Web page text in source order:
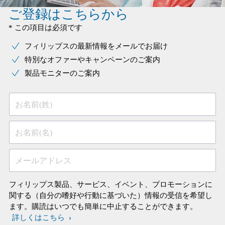
ご登録はこちらから
* この項目は必須です
フィリップスの最新情報をメールでお届け
特別なオファーやキャンペーンのご案内
製品モニターのご案内
お名前(姓)
お名前(名)
メールアドレス
フィリップス製品、サービス、イベント、プロモーションに
関する（自分の嗜好や行動に基づいた）情報の受信を希望し
ます。購読はいつでも簡単に中止することができます。
詳しくはこちら